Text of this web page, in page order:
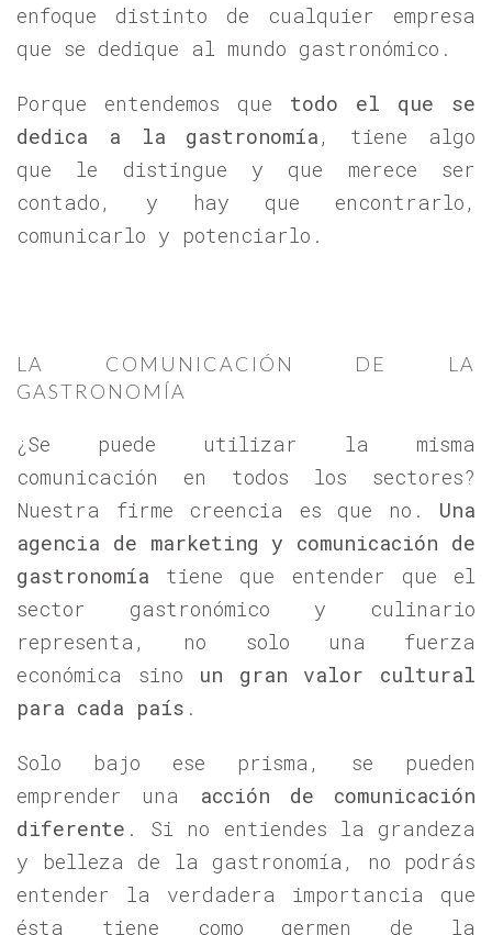
enfoque distinto de cualquier empresa
que se dedique al mundo gastronómico.
Porque entendemos que todo el que se
dedica a la gastronomía , tiene algo
que le distingue y que merece ser
contado, y hay que encontrarlo,
comunicarlo y potenciarlo.
LA COMUNICACIÓN DE LA
GASTRONOMÍA
¿Se puede utilizar la misma
comunicación en todos los sectores?
Nuestra firme creencia es que no. Una
agencia de marketing y comunicación de
gastronomía tiene que entender que el
sector gastronómico y culinario
representa, no solo una fuerza
económica sino un gran valor cultural
para cada país .
Solo bajo ese prisma, se pueden
emprender una
acción de comunicación
diferente . Si no entiendes la grandeza
y belleza de la gastronomía, no podrás
entender la verdadera importancia que
ésta tiene como germen de la